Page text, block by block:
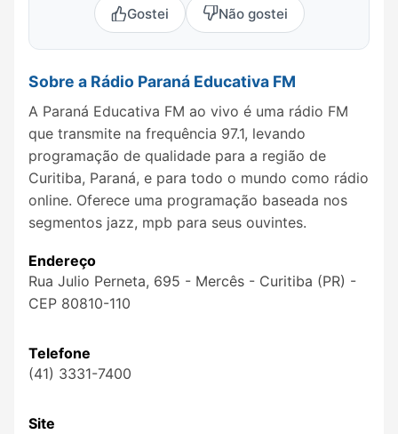
Gostei Não gostei
Sobre a Rádio Paraná Educativa FM
A Paraná Educativa FM ao vivo é uma rádio FM
que transmite na frequência 97.1, levando
programação de qualidade para a região de
Curitiba, Paraná, e para todo o mundo como rádio
online. Oferece uma programação baseada nos
segmentos jazz, mpb para seus ouvintes.
Endereço
Rua Julio Perneta, 695 - Mercês - Curitiba (PR) -
CEP 80810-110
Telefone
(41) 3331-7400
Site